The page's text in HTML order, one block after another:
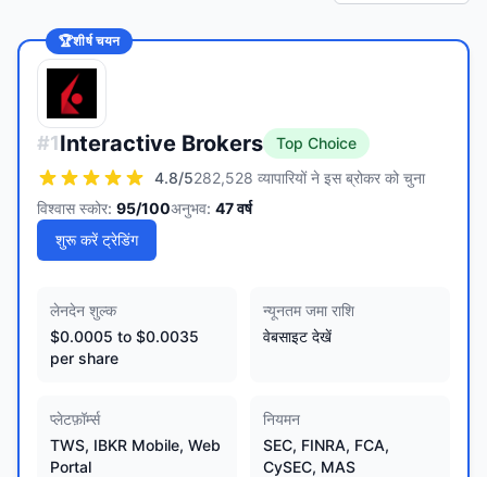
🏆शीर्ष चयन
#1Interactive Brokers
Top Choice
4.8/5282,528 व्यापारियों ने इस ब्रोकर को चुना
विश्वास स्कोर: 95/100अनुभव: 47वर्ष
शुरू करें ट्रेडिंग
लेनदेन शुल्क
$0.0005 to $0.0035
per share
न्यूनतम जमा राशि
वेबसाइट देखें
प्लेटफ़ॉर्म्स
TWS, IBKR Mobile, Web
Portal
नियमन
SEC, FINRA, FCA,
CySEC, MAS